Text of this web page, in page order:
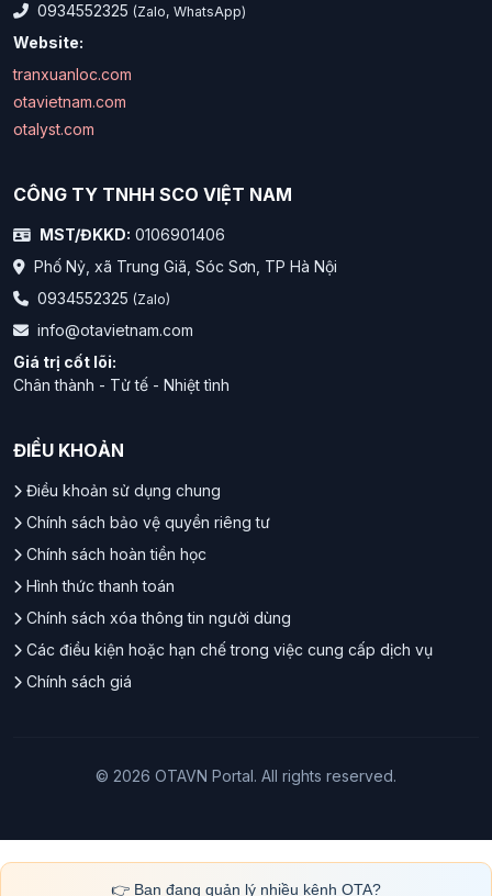
0934552325 (Zalo, WhatsApp)
Website:
tranxuanloc.com
otavietnam.com
otalyst.com
CÔNG TY TNHH SCO VIỆT NAM
MST/ĐKKD: 0106901406
Phố Nỷ, xã Trung Giã, Sóc Sơn, TP Hà Nội
0934552325 (Zalo)
info@otavietnam.com
Giá trị cốt lõi:
Chân thành - Tử tế - Nhiệt tình
ĐIỀU KHOẢN
Điều khoản sử dụng chung
Chính sách bảo vệ quyền riêng tư
Chính sách hoàn tiền học
Hình thức thanh toán
Chính sách xóa thông tin người dùng
Các điều kiện hoặc hạn chế trong việc cung cấp dịch vụ
Chính sách giá
© 2026 OTAVN Portal. All rights reserved.
👉 Bạn đang quản lý nhiều kênh OTA?